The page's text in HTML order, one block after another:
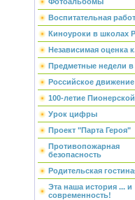
Воспитательная
Киноуроки в школах
Независимая оценка
Предметные недели
Российское движение
100-летие
Урок цифры
Проект "Парта Героя"
Противопожарная
безопасность
Родительская
Эта наша история ... и
современность!